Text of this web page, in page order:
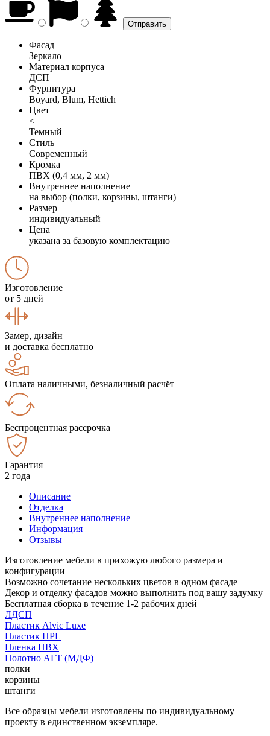
Фасад
Зеркало
Материал корпуса
ДСП
Фурнитура
Boyard, Blum, Hettich
Цвет
<
Темный
Стиль
Современный
Кромка
ПВХ (0,4 мм, 2 мм)
Внутреннее наполнение
на выбор (полки, корзины, штанги)
Размер
индивидуальный
Цена
указана за базовую комплектацию
Изготовление
от 5 дней
Замер, дизайн
и доставка бесплатно
Оплата наличными, безналичный расчёт
Беспроцентная рассрочка
Гарантия
2 года
Описание
Отделка
Внутреннее наполнение
Информация
Отзывы
Изготовление мебели в прихожую любого размера и
конфигурации
Возможно сочетание нескольких цветов в одном фасаде
Декор и отделку фасадов можно выполнить под вашу задумку
Бесплатная сборка в течение 1-2 рабочих дней
ЛДСП
Пластик Alvic Luxe
Пластик HPL
Пленка ПВХ
Полотно АГТ (МДФ)
полки
корзины
штанги
Все образцы мебели изготовлены по индивидуальному
проекту в единственном экземпляре.